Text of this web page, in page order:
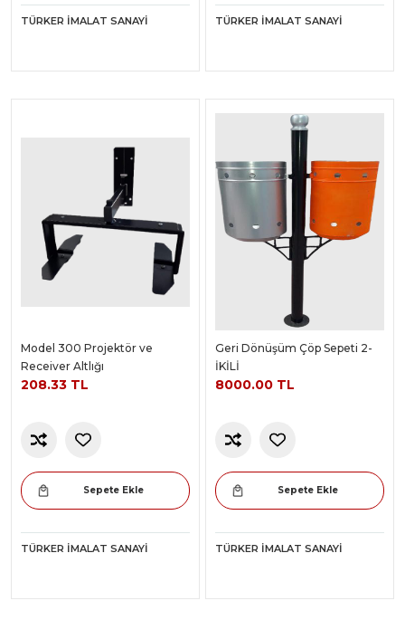
TÜRKER İMALAT SANAYI TÜRKER İMALAT SANAYI
Model 300 Projektör ve
Receiver Altlığı
208.33 TL
Sepete Ekle
TÜRKER İMALAT SANAYI
Geri Dönüşüm Çöp Sepeti 2-
İKİLİ
8000.00 TL
Sepete Ekle
TÜRKER İMALAT SANAYI